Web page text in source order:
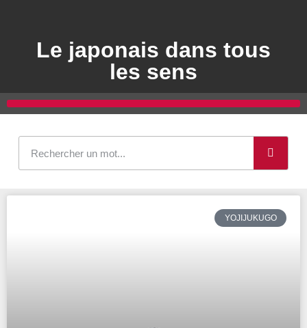
Le japonais dans tous
les sens
YOJIJUKUGO